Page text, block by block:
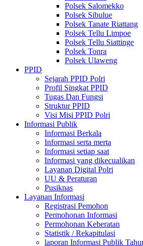
Polsek Salomekko
Polsek Sibulue
Polsek Tanate Riattang
Polsek Tellu Limpoe
Polsek Tellu Siattinge
Polsek Tonra
Polsek Ulaweng
PPID
Sejarah PPID Polri
Profil Singkat PPID
Tugas Dan Fungsi
Struktur PPID
Visi Misi PPID Polri
Informasi Publik
Informasi Berkala
Informasi serta merta
Informasi setiap saat
Informasi yang dikecualikan
Layanan Digital Polri
UU & Peraturan
Pusiknas
Layanan Informasi
Registrasi Pemohon
Permohonan Informasi
Permohonan Keberatan
Statistik / Rekapitulasi
laporan Informasi Publik